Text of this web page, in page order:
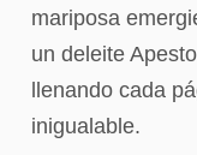
mariposa
un deleite
llenando cada
inigualable.